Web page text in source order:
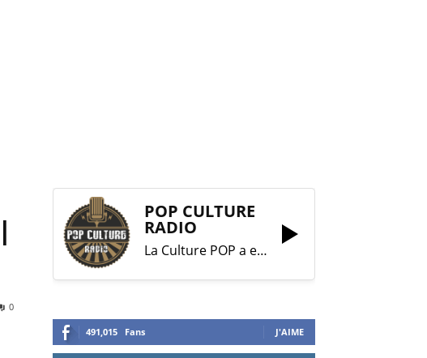
0
POP CULTURE
RADIO
La Culture POP a enfin trouvé sa RADIO !
491,015 Fans J'AIME